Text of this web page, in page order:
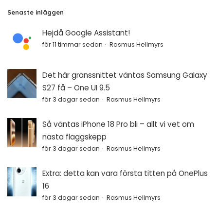
Senaste inläggen
Hejdå Google Assistant!
för 11 timmar sedan Rasmus Hellmyrs
Det här gränssnittet väntas Samsung Galaxy
S27 få – One UI 9.5
för 3 dagar sedan Rasmus Hellmyrs
Så väntas iPhone 18 Pro bli – allt vi vet om
nästa flaggskepp
för 3 dagar sedan Rasmus Hellmyrs
Extra: detta kan vara första titten på OnePlus
16
för 3 dagar sedan Rasmus Hellmyrs